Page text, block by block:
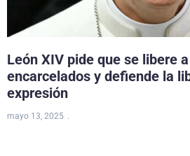
León XIV pide que se libere
encarcelados y defiende la
expresión
mayo 13, 2025